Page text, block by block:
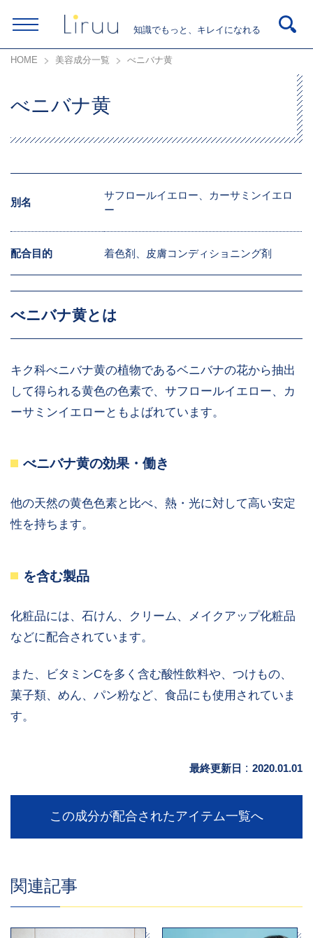
知識でもっと、キレイになれる
HOME 美容成分一覧 べニバナ黄
べニバナ黄
別名
サフロールイエロー、カーサミンイエロ
ー
配合目的 着色剤、皮膚コンディショニング剤
べニバナ黄とは
キク科べニバナ黄の植物であるベニバナの花から抽出
して得られる黄色の色素で、サフロールイエロー、カ
ーサミンイエローともよばれています。
べニバナ黄の効果・働き
他の天然の黄色色素と比べ、熱・光に対して高い安定
性を持ちます。
を含む製品
化粧品には、石けん、クリーム、メイクアップ化粧品
などに配合されています。
また、ビタミンCを多く含む酸性飲料や、つけもの、
菓子類、めん、パン粉など、食品にも使用されていま
す。
最終更新日 : 2020.01.01
この成分が配合されたアイテム一覧へ
関連記事